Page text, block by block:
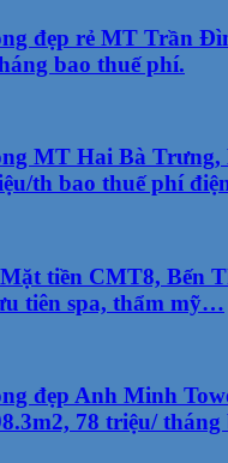
đẹp rẻ MT Trần
bao thuế phí.
MT Hai Bà Trưng,
th bao thuế phí
tiền CMT8, Bến
tiên spa, thẩm mỹ…
đẹp Anh Minh
78 triệu/ tháng